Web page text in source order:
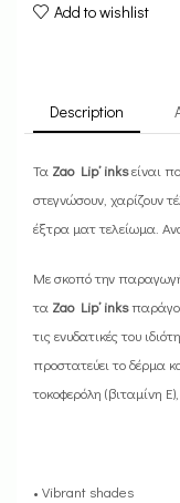
Add to wishlist
Description
Τα Zao Lip’ inksείναι
στεγνώσουν, χαρίζουν
έξτρα ματ τελείωμα.
Με σκοπό την
τα Zao Lip’ inks
τις ενυδατικές του
προστατεύει το δέρμα
τοκοφερόλη (βιταμίνη
• Vibrant shades